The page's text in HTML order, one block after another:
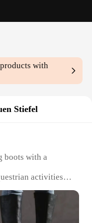
products with
Stiefel
boots with a
activities
construction
Available in a